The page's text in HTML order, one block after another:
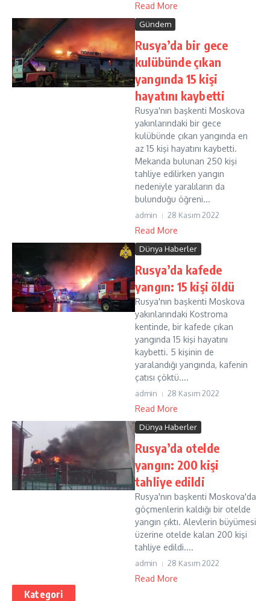
Read More
Gündem
Rusya’da bir gece
kulübünde çıkan
yangında 15 kişi
hayatını kaybetti
Rusya'nın başkenti Moskova
yakınlarındaki bir gece
kulübünde çıkan yangında en
az 15 kişi hayatını kaybetti.
Mekanda bulunan 250 kişi
tahliye edilirken yangın
nedeniyle yaralıların da
bulunduğu öğreni...
admin 28 Kasım 2022
Read More
Dünya Haberler
Rusya’da kafede
yangın: 15 kişi öldü
Rusya'nın başkenti Moskova
yakınlarındaki Kostroma
kentinde, bir kafede çıkan
yangında 15 kişi hayatını
kaybetti. 5 kişinin de
yaralandığı yangında, kafenin
çatısı çöktü....
admin 28 Kasım 2022
Read More
Dünya Haberler
Rusya’da otelde
yangın: 200 kişi
tahliye edildi
Rusya'nın başkenti Moskova'da
göçmenlerin kaldığı bir otelde
yangın çıktı. Alevlerin büyümesi
üzerine otelde kalan 200 kişi
tahliye edildi....
admin 28 Kasım 2022
Read More
Kategori